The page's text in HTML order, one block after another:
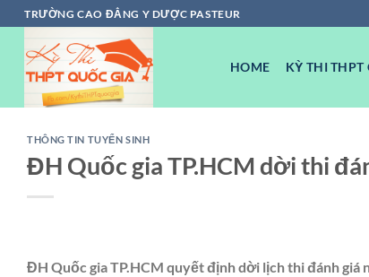
Chuyển
đến
dung
TRƯỜNG CAO ĐẲNG Y DƯỢC PASTEUR
HOME KỲ THI THPT
THÔNG TIN TUYỂN SINH
ĐH Quốc gia TP.HCM dời thi
ĐH Quốc gia TP.HCM quyết định dời lịch thi đánh